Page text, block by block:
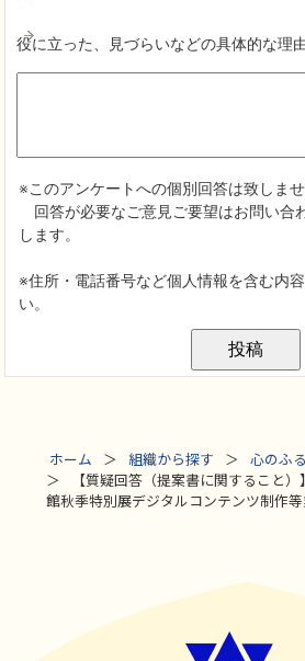
ホーム
組織から探す
心のふ
【質疑回答（提案書に関すること
館秋季特別展デジタルコンテンツ制作